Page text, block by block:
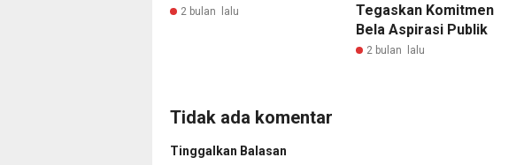
2 bulan lalu
Tegaskan Komitmen
Bela Aspirasi Publik
2 bulan lalu
Tidak ada komentar
Tinggalkan Balasan